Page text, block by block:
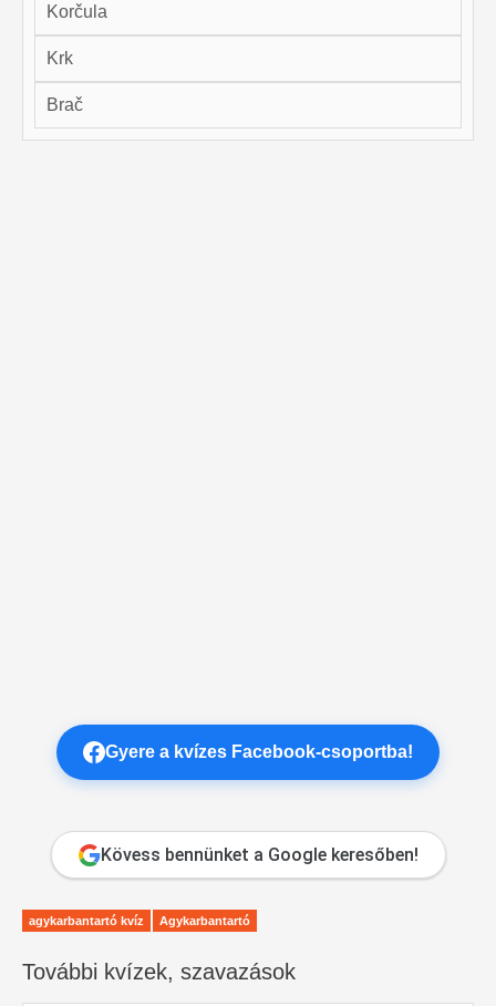
Korčula
Krk
Brač
Gyere a kvízes Facebook-csoportba!
Kövess bennünket a Google keresőben!
agykarbantartó kvíz Agykarbantartó
További kvízek, szavazások